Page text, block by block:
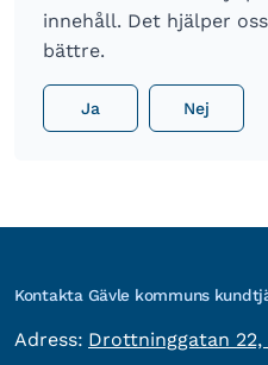
innehåll. Det hjälper
bättre.
Ja Nej
Kontakta Gävle kommuns
Adress: besöksadress:
Drottninggatan 22,